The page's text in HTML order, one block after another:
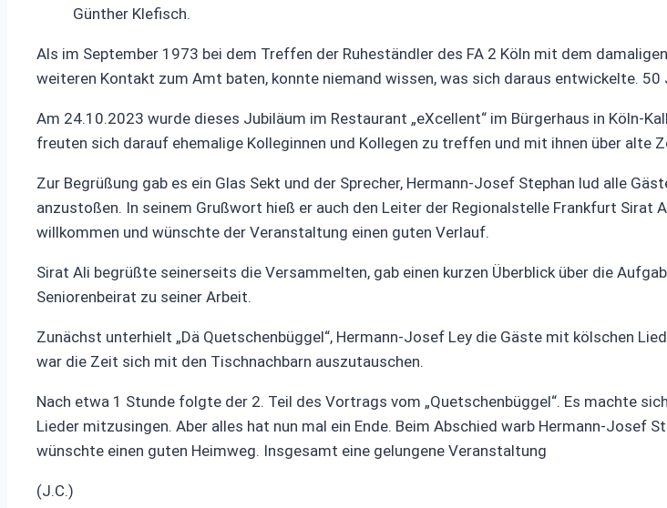
Günther Klefisch.
Als im September 1973 bei dem Treffen der Ruheständler des FA 2 Köln mit dem
weiteren Kontakt zum Amt baten, konnte niemand wissen, was sich daraus entwickelte. 50
Am 24.10.2023 wurde dieses Jubiläum im Restaurant „eXcellent“ im Bürgerhaus in Köln-
freuten sich darauf ehemalige Kolleginnen und Kollegen zu treffen und mit ihnen über alte
Zur Begrüßung gab es ein Glas Sekt und der Sprecher, Hermann-Josef Stephan lud alle
anzustoßen. In seinem Grußwort hieß er auch den Leiter der Regionalstelle Frankfurt Sirat
willkommen und wünschte der Veranstaltung einen guten Verlauf.
Sirat Ali begrüßte seinerseits die Versammelten, gab einen kurzen Überblick über die
Seniorenbeirat zu seiner Arbeit.
Zunächst unterhielt „Dä Quetschenbüggel“, Hermann-Josef Ley die Gäste mit kölschen
war die Zeit sich mit den Tischnachbarn auszutauschen.
Nach etwa 1 Stunde folgte der 2. Teil des Vortrags vom „Quetschenbüggel“. Es machte
Lieder mitzusingen. Aber alles hat nun mal ein Ende. Beim Abschied warb Hermann-Josef
wünschte einen guten Heimweg. Insgesamt eine gelungene Veranstaltung
(J.C.)